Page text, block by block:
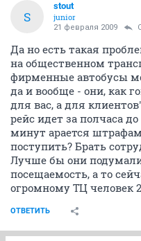
S
stout
junior
21 февраля 2009
Да но есть такая
на общественном
фирменные автобусы
да и вообще - они, как
для вас, а для
рейс идет за полчаса
минут арается
поступить? Брать
Лучше бы они
посещаемость, а то
огромному ТЦ человек
ОТВЕТИТЬ